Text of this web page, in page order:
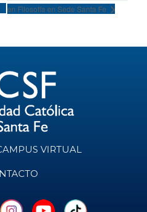
en Filosofía en Sede Santa Fe
VIRTUAL